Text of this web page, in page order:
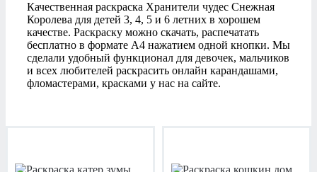
Качественная раскраска Хранители чудес Снежная
Королева для детей 3, 4, 5 и 6 летних в хорошем
качестве. Раскраску можно скачать, распечатать
бесплатно в формате А4 нажатием одной кнопки. Мы
сделали удобный функционал для девочек, мальчиков
и всех любителей раскрасить онлайн карандашами,
фломастерами, красками у нас на сайте.